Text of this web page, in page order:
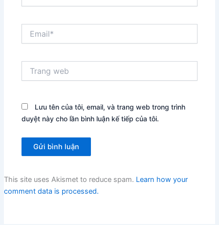
web
Lưu tên của tôi, email, và trang web trong trình
duyệt này cho lần bình luận kế tiếp của tôi.
This site uses Akismet to reduce spam. Learn how your
comment data is processed.